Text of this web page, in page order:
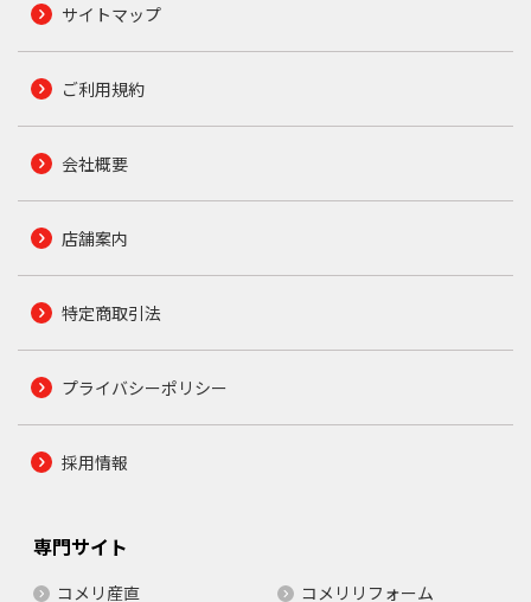
サイトマップ
ご利用規約
会社概要
店舗案内
特定商取引法
プライバシーポリシー
採用情報
専門サイト
コメリ産直 コメリリフォーム